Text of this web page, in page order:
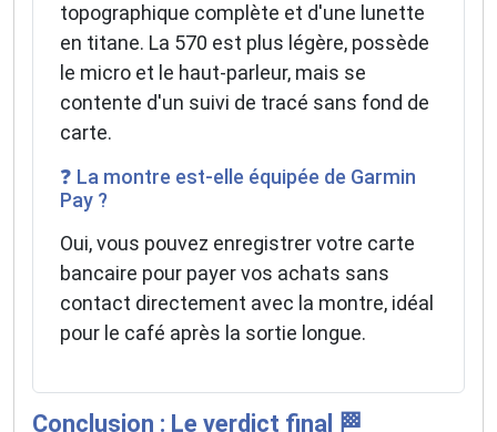
topographique complète et d'une lunette
en titane. La 570 est plus légère, possède
le micro et le haut-parleur, mais se
contente d'un suivi de tracé sans fond de
carte.
❓ La montre est-elle équipée de Garmin
Pay ?
Oui, vous pouvez enregistrer votre carte
bancaire pour payer vos achats sans
contact directement avec la montre, idéal
pour le café après la sortie longue.
Conclusion : Le verdict final 🏁